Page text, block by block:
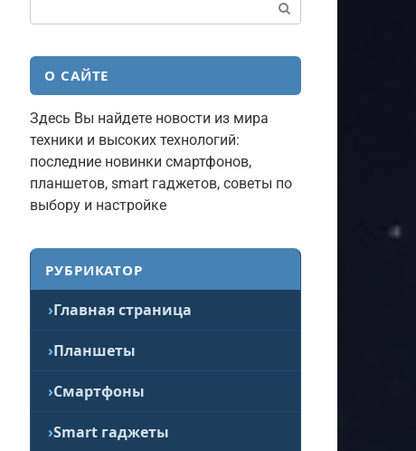
О САЙТЕ
Здесь Вы найдете новости из мира
техники и высоких технологий:
последние новинки смартфонов,
планшетов, smart гаджетов, советы по
выбору и настройке
РУБРИКАТОР
Главная страница
Планшеты
Смартфоны
Smart гаджеты